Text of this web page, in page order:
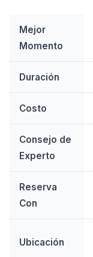
Mejor
Momento
Duración
Costo
Consejo de
Experto
Reserva
Con
Ubicación